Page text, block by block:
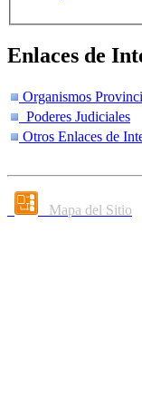
Enlaces de
Organismos
Poderes Judiciales
Otros Enlaces de
Mapa del Sitio